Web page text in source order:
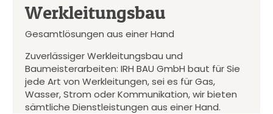
Werkleitungsbau
Gesamtlösungen aus einer Hand
Zuverlässiger Werkleitungsbau und
Baumeisterarbeiten: IRH BAU GmbH baut für Sie
jede Art von Werkleitungen, sei es für Gas,
Wasser, Strom oder Kommunikation, wir bieten
sämtliche Dienstleistungen aus einer Hand.